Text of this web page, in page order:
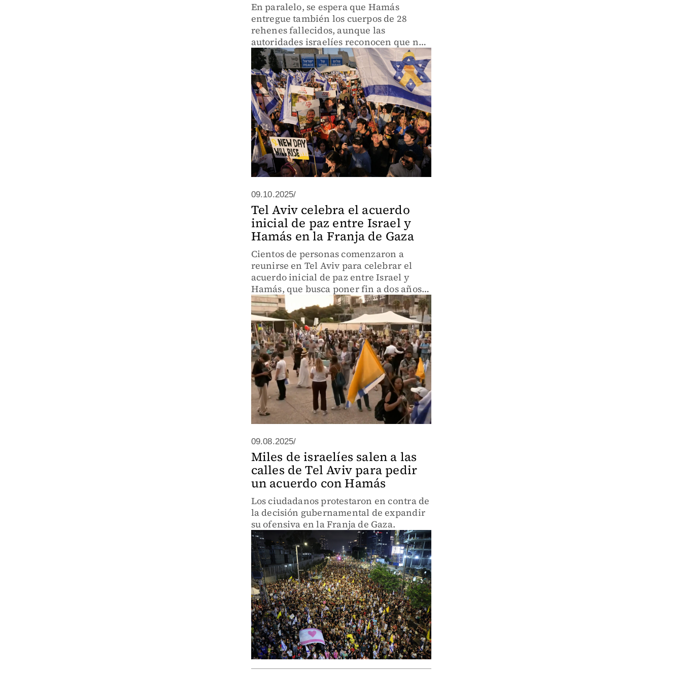
En paralelo, se espera que Hamás
entregue también los cuerpos de 28
rehenes fallecidos, aunque las
autoridades israelíes reconocen que no
todos podrían ser localizados este mismo
lunes.
09.10.2025/
Tel Aviv celebra el acuerdo
inicial de paz entre Israel y
Hamás en la Franja de Gaza
Cientos de personas comenzaron a
reunirse en Tel Aviv para celebrar el
acuerdo inicial de paz entre Israel y
Hamás, que busca poner fin a dos años
de guerra en la Franja de Gaza.
09.08.2025/
Miles de israelíes salen a las
calles de Tel Aviv para pedir
un acuerdo con Hamás
Los ciudadanos protestaron en contra de
la decisión gubernamental de expandir
su ofensiva en la Franja de Gaza.